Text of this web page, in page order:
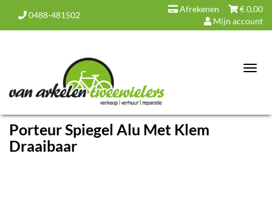
0488-481502
€0,00
Afrekenen
Mijn account
Porteur Spiegel Alu Met Klem
Draaibaar